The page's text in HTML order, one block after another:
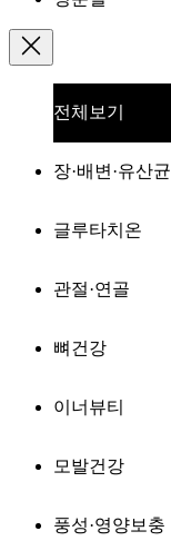
전체보기
장·배변·유산균
글루타치온
관절·연골
뼈건강
이너뷰티
모발건강
풍성·영양보충